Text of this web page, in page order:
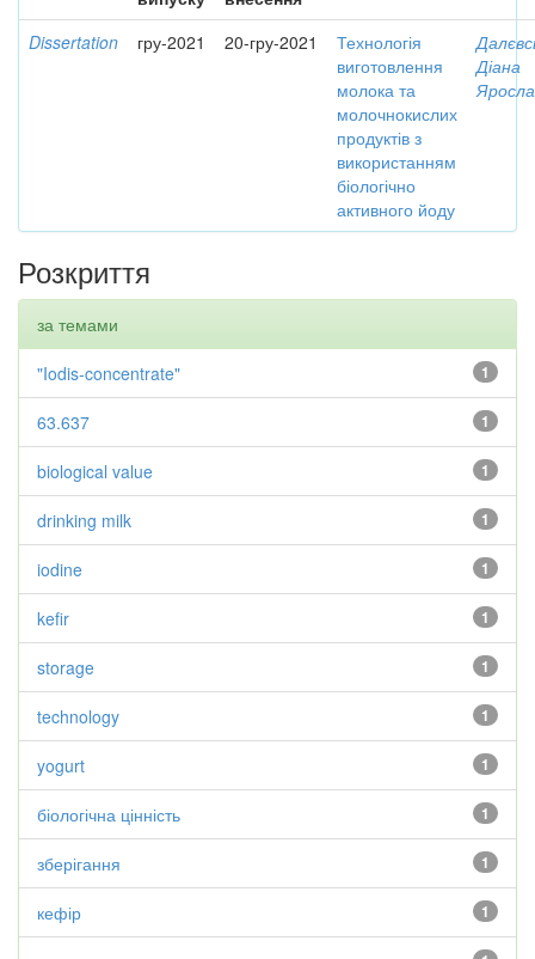
Dissertation гру-2021 20-гру-2021
Технологія
виготовлення
молока та
молочнокислих
продуктів з
використанням
біологічно
активного йоду
Діана
Розкриття
за темами
1
"Iodis-concentrate"
1
63.637
1
biological value
1
drinking milk
1
iodine
1
kefir
1
storage
1
technology
1
yogurt
1
біологічна цінність
1
зберігання
1
кефір